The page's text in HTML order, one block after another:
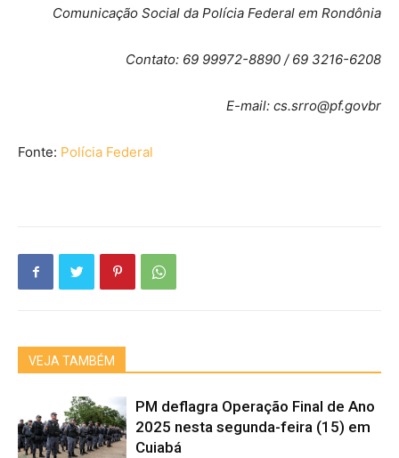
Comunicação Social da Polícia Federal em Rondônia
Contato: 69 99972-8890 / 69 3216-6208
E-mail: cs.srro@pf.govbr
Fonte: Polícia Federal
VEJA TAMBÉM
PM deflagra Operação Final de Ano
2025 nesta segunda-feira (15) em
Cuiabá